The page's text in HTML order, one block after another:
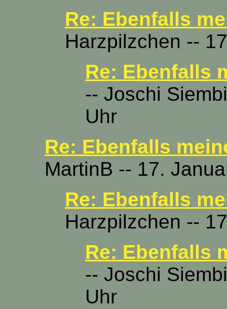
Re: Ebenfalls
Harzpilzchen --
Re: Ebenfalls
-- Joschi
Uhr
Re: Ebenfalls
MartinB -- 17.
Re: Ebenfalls
Harzpilzchen --
Re: Ebenfalls
-- Joschi
Uhr